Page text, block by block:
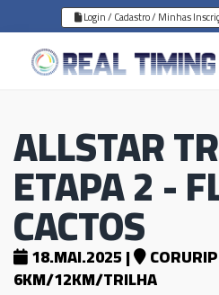
Login / Cadastro / Minhas
ALLSTAR
ETAPA 2 -
CACTOS
18.MAI.2025 |
6KM/12KM/TRILHA